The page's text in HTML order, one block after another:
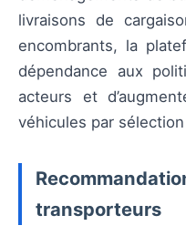
livraisons de
encombrants, la
dépendance aux
acteurs et
véhicules par
transporteurs